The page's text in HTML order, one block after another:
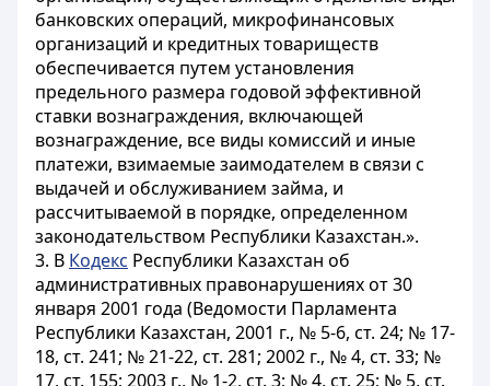
банковских операций, микрофинансовых
организаций и кредитных товариществ
обеспечивается путем установления
предельного размера годовой эффективной
ставки вознаграждения, включающей
вознаграждение, все виды комиссий и иные
платежи, взимаемые заимодателем в связи с
выдачей и обслуживанием займа, и
рассчитываемой в порядке, определенном
законодательством Республики Казахстан.».
3. В Кодекс Республики Казахстан об
административных правонарушениях от 30
января 2001 года (Ведомости Парламента
Республики Казахстан, 2001 г., № 5-6, ст. 24; № 17-
18, ст. 241; № 21-22, ст. 281; 2002 г., № 4, ст. 33; №
17, ст. 155; 2003 г., № 1-2, ст. 3; № 4, ст. 25; № 5, ст.